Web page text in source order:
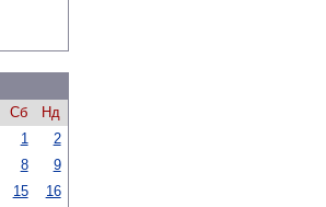
Сб
Нд
1
2
8
9
15
16